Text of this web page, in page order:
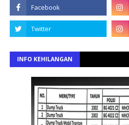
INFO KEHILANGAN